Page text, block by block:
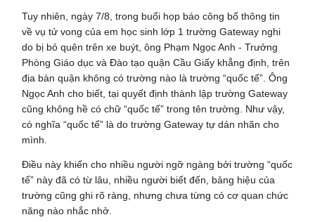
Tuy nhiên, ngày 7/8, trong buổi họp báo công bố thông tin
về vụ tử vong của em học sinh lớp 1 trường Gateway nghi
do bị bỏ quên trên xe buýt, ông Phạm Ngọc Anh - Trưởng
Phòng Giáo dục và Đào tạo quận Cầu Giấy khẳng định, trên
địa bàn quận không có trường nào là trường “quốc tế”. Ông
Ngọc Anh cho biết, tại quyết định thành lập trường Gateway
cũng không hề có chữ “quốc tế” trong tên trường. Như vậy,
có nghĩa “quốc tế” là do trường Gateway tự dán nhãn cho
mình.
Điều này khiến cho nhiều người ngỡ ngàng bởi trường “quốc
tế” này đã có từ lâu, nhiều người biết đến, bảng hiệu của
trường cũng ghi rõ ràng, nhưng chưa từng có cơ quan chức
năng nào nhắc nhở.